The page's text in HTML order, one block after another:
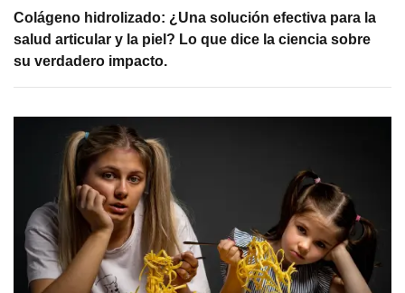
Colágeno hidrolizado: ¿Una solución efectiva para la
salud articular y la piel? Lo que dice la ciencia sobre
su verdadero impacto.